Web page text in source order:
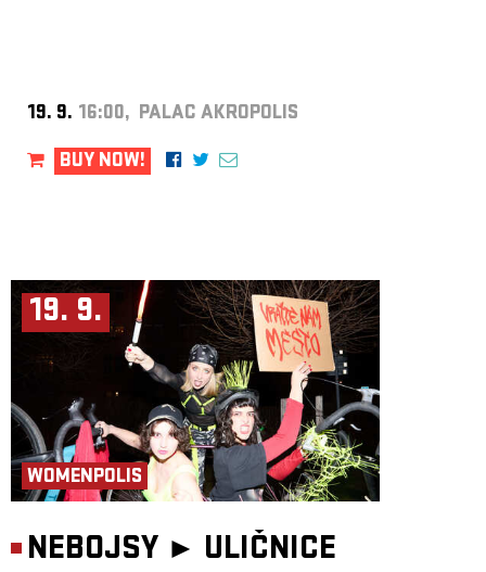
19. 9. 16:00, PALAC AKROPOLIS
BUY NOW!
19. 9.
WOMENPOLIS
NEBOJSY ► ULIČNICE